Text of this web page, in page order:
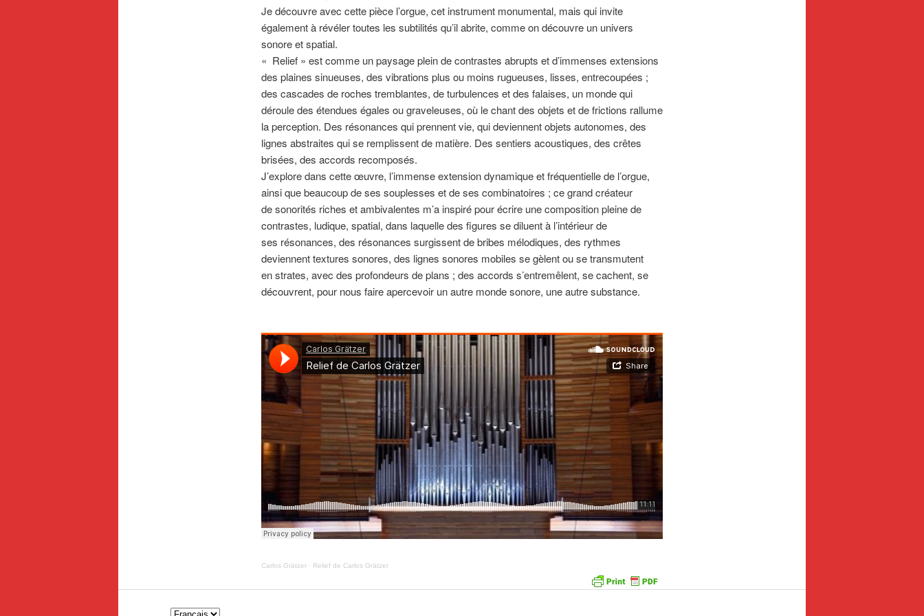
Je découvre avec cette pièce l’orgue, cet instrument monumental, mais qui invite
également à révéler toutes les subtilités qu’il abrite, comme on découvre un univers
sonore et spatial.
« Relief » est comme un paysage plein de contrastes abrupts et d’immenses extensions
des plaines sinueuses, des vibrations plus ou moins rugueuses, lisses, entrecoupées ;
des cascades de roches tremblantes, de turbulences et des falaises, un monde qui
déroule des étendues égales ou graveleuses, où le chant des objets et de frictions rallume
la perception. Des résonances qui prennent vie, qui deviennent objets autonomes, des
lignes abstraites qui se remplissent de matière. Des sentiers acoustiques, des crêtes
brisées, des accords recomposés.
J’explore dans cette œuvre, l’immense extension dynamique et fréquentielle de l’orgue,
ainsi que beaucoup de ses souplesses et de ses combinatoires ; ce grand créateur
de sonorités riches et ambivalentes m’a inspiré pour écrire une composition pleine de
contrastes, ludique, spatial, dans laquelle des figures se diluent à l’intérieur de
ses résonances, des résonances surgissent de bribes mélodiques, des rythmes
deviennent textures sonores, des lignes sonores mobiles se gèlent ou se transmutent
en strates, avec des profondeurs de plans ; des accords s’entremêlent, se cachent, se
découvrent, pour nous faire apercevoir un autre monde sonore, une autre substance.
Carlos Grätzer· Relief de Carlos Grätzer